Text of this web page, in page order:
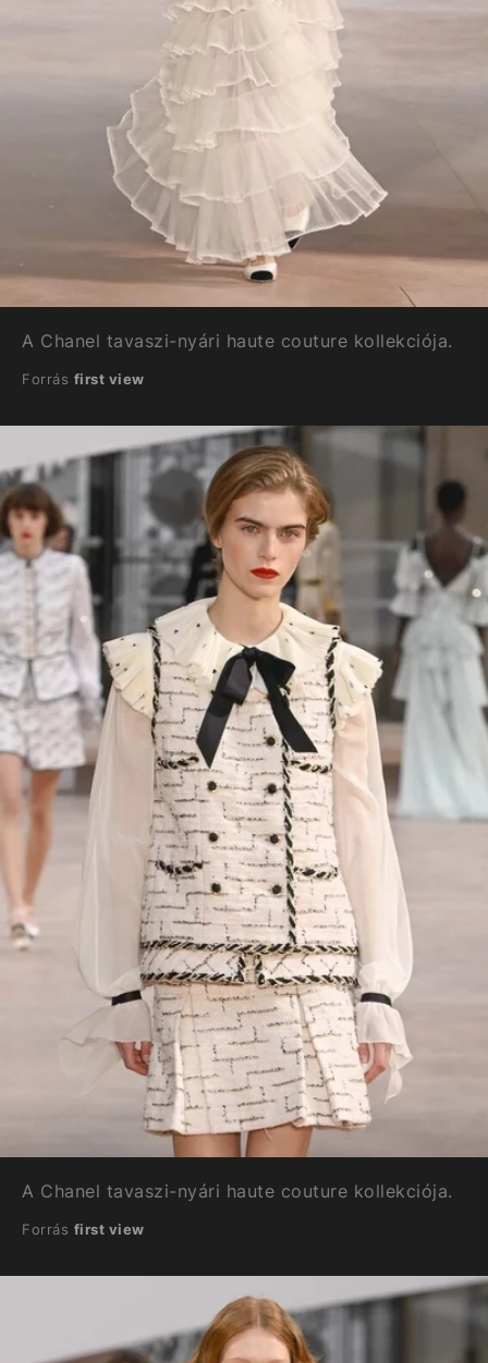
A Chanel tavaszi-nyári haute couture kollekciója.
Forrás first view
A Chanel tavaszi-nyári haute couture kollekciója.
Forrás first view